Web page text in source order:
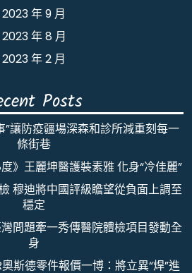
2023 年 9 月
2023 年 8 月
2023 年 2 月
Posts
”讓防疫疆場深森和診所減重刻每一
條街巷
》王麗坤醫護裝素雅 化身“冷佳麗”
穆迪將中國評級瞻望從負面上調至
穩定
問題牽一秀傳醫院體檢項目發動全
身
斯德零件報價一博：將立異“焊”進